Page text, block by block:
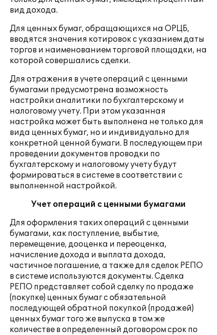
вид дохода.
Для ценных бумаг, обращающихся на ОРЦБ,
вводятся значения котировок с указанием даты
торгов и наименованием торговой площадки, на
которой совершались сделки.
Для отражения в учете операций с ценными
бумагами предусмотрена возможность
настройки аналитики по бухгалтерскому и
налоговому учету. При этом указанная
настройка может быть выполнена не только для
вида ценных бумаг, но и индивидуально для
конкретной ценной бумаги. В последующем при
проведении документов проводки по
бухгалтерскому и налоговому учету будут
формироваться в системе в соответствии с
выполненной настройкой.
Учет операций с ценными бумагами
Для оформления таких операций с ценными
бумагами, как поступление, выбытие,
перемещение, дооценка и переоценка,
начисление дохода и выплата дохода,
частичное погашение, а также для сделок РЕПО
в системе используются документы. Сделка
РЕПО представляет собой сделку по продаже
(покупке) ценных бумаг с обязательной
последующей обратной покупкой (продажей)
ценных бумаг того же выпуска в том же
количестве в определенный договором срок по